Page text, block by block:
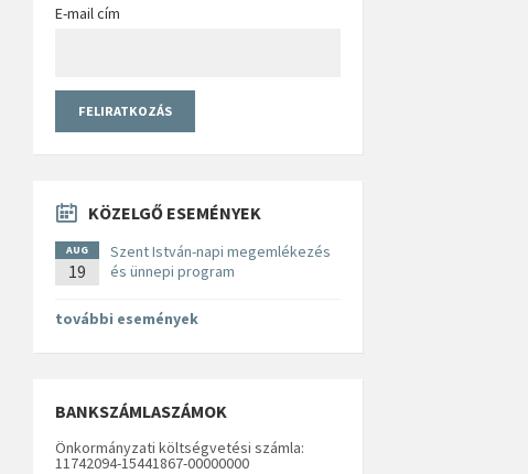
E-mail cím
KÖZELGŐ ESEMÉNYEK
AUG
19
Szent István-napi megemlékezés
és ünnepi program
további események
BANKSZÁMLASZÁMOK
Önkormányzati költségvetési számla:
11742094-15441867-00000000